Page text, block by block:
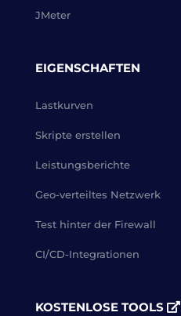
JMeter
EIGENSCHAFTEN
Lastkurven
Skripte erstellen
Leistungsberichte
Geo-verteiltes Netzwerk
Test hinter der Firewall
CI/CD-Integrationen
KOSTENLOSE TOOLS